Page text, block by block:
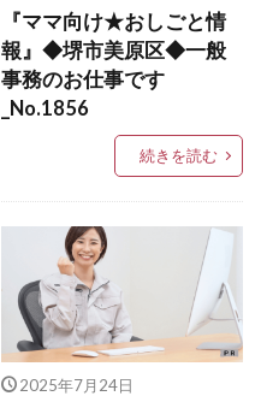
『ママ向け★おしごと情
報』◆堺市美原区◆一般
事務のお仕事です
_No.1856
続きを読む
2025年7月24日